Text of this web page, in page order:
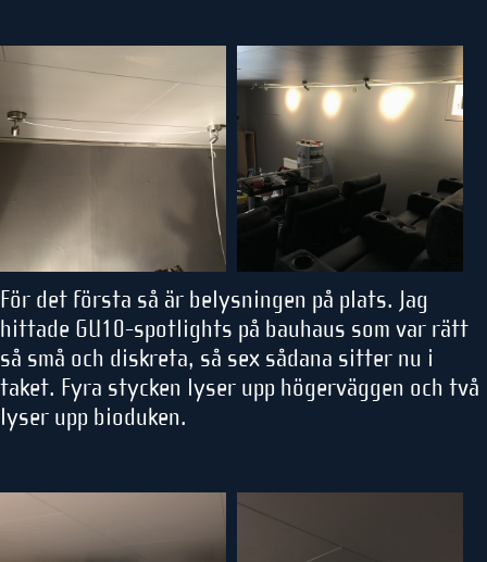
För det första så är belysningen på plats. Jag
hittade GU10-spotlights på bauhaus som var rätt
så små och diskreta, så sex sådana sitter nu i
taket. Fyra stycken lyser upp högerväggen och två
lyser upp bioduken.